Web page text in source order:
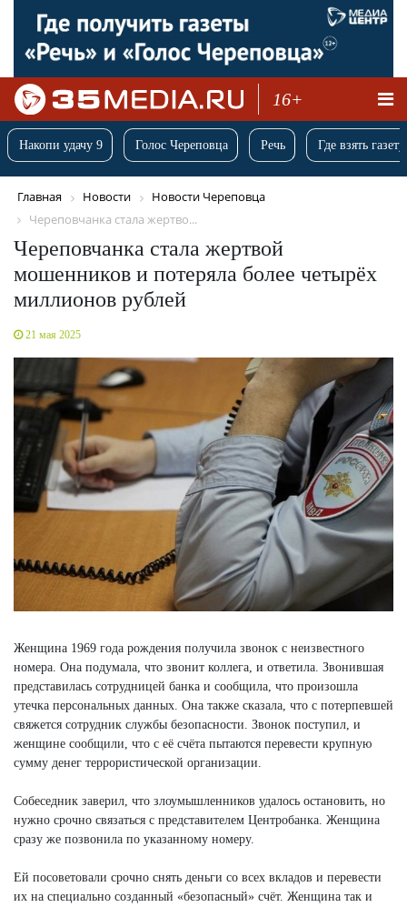
16+
Накопи удачу 9 Голос Череповца Речь Где взять
Главная Новости
Новости Череповца
Череповчанка стала жертво...
Череповчанка стала жертвой
мошенников и потеряла более четырёх
миллионов рублей
21 мая 2025
Женщина 1969 года рождения получила звонок с неизвестного
номера. Она подумала, что звонит коллега, и ответила. Звонившая
представилась сотрудницей банка и сообщила, что произошла
утечка персональных данных. Она также сказала, что с потерпевшей
свяжется сотрудник службы безопасности. Звонок поступил, и
женщине сообщили, что с её счёта пытаются перевести крупную
сумму денег террористической организации.
Собеседник заверил, что злоумышленников удалось остановить, но
нужно срочно связаться с представителем Центробанка. Женщина
сразу же позвонила по указанному номеру.
Ей посоветовали срочно снять деньги со всех вкладов и перевести
их на специально созданный «безопасный» счёт. Женщина так и